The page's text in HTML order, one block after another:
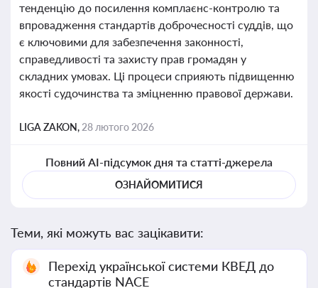
тенденцію до посилення комплаєнс-контролю та
впровадження стандартів доброчесності суддів, що
є ключовими для забезпечення законності,
справедливості та захисту прав громадян у
складних умовах. Ці процеси сприяють підвищенню
якості судочинства та зміцненню правової держави.
LIGA ZAKON, 28 лютого 2026
Повний AI-підсумок дня та статті-джерела
ОЗНАЙОМИТИСЯ
Теми, які можуть вас зацікавити:
Перехід української системи КВЕД до
стандартів NACE